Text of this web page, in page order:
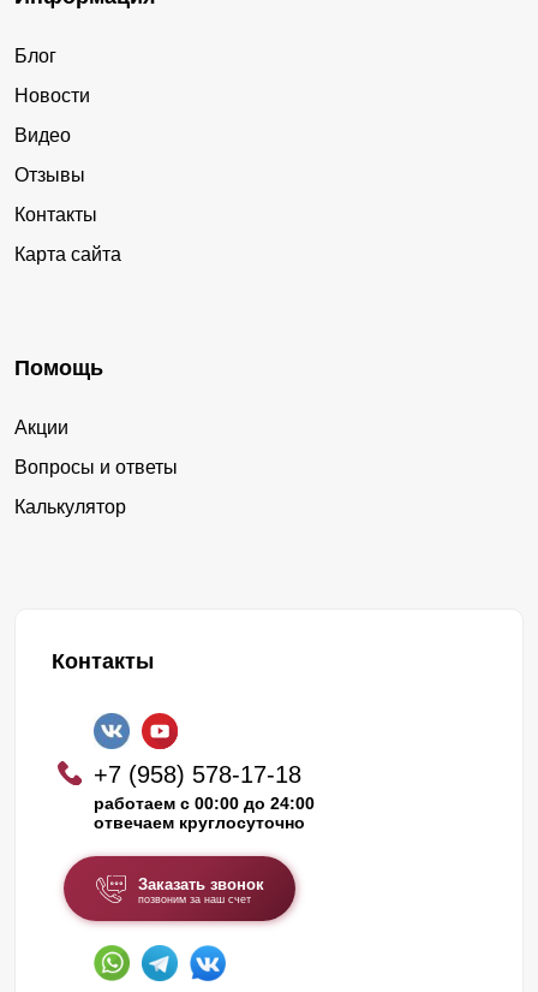
Блог
Новости
Видео
Отзывы
Контакты
Карта сайта
Помощь
Акции
Вопросы и ответы
Калькулятор
Контакты
+7 (958) 578-17-18
работаем с 00:00 до 24:00
отвечаем круглосуточно
Заказать звонок
позвоним за наш счет